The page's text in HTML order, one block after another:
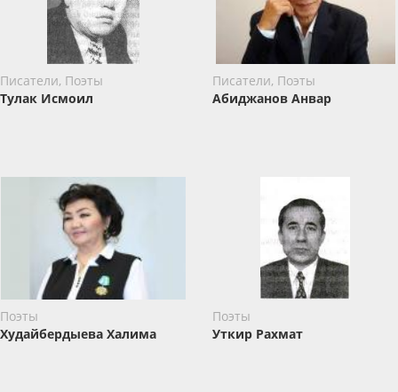
Писатели, Поэты
Тулак Исмоил
Писатели, Поэты
Абиджанов Анвар
Поэты
Худайбердыева Халима
Поэты
Уткир Рахмат